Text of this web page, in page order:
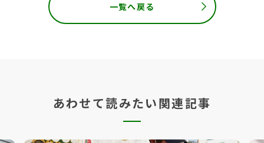
一覧へ戻る
あわせて読みたい関連記事